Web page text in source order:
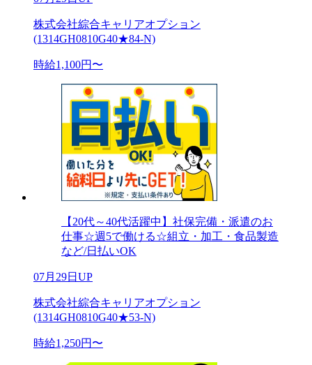
株式会社綜合キャリアオプション
(1314GH0810G40★84-N)
時給1,100円〜
【20代～40代活躍中】社保完備・派遣のお
仕事☆週5で働ける☆組立・加工・食品製造
など/日払いOK
07月29日UP
株式会社綜合キャリアオプション
(1314GH0810G40★53-N)
時給1,250円〜